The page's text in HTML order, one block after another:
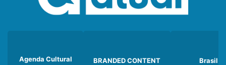
Agenda Cultural BRANDED CONTENT Brasil